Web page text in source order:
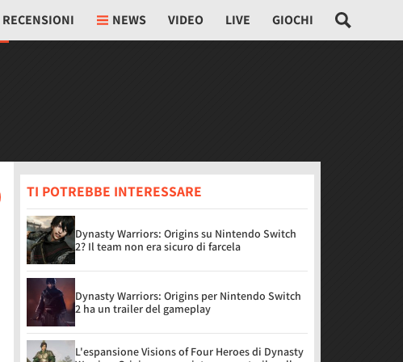
RECENSIONI NEWS VIDEO LIVE GIOCHI
TI POTREBBE INTERESSARE
Dynasty Warriors: Origins su Nintendo Switch
2? Il team non era sicuro di farcela
Dynasty Warriors: Origins per Nintendo Switch
2 ha un trailer del gameplay
L'espansione Visions of Four Heroes di Dynasty